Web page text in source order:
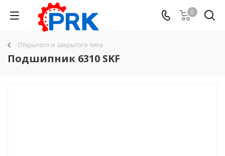
0
Открытого и закрытого типа
Подшипник 6310 SKF